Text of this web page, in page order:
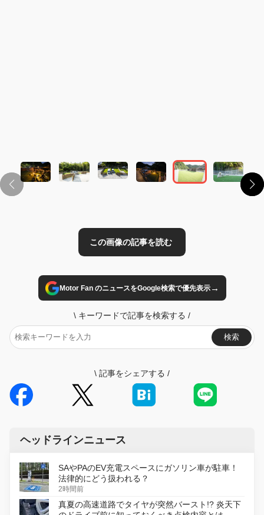
Motor Fan のニュースをGoogle検索で優先表示→
\ キーワードで記事を検索する /
検索
\ 記事をシェアする /
ヘッドラインニュース
SAやPAのEV充電スペースにガソリン車が駐車！
法律的にどう扱われる？
2時間前
真夏の高速道路でタイヤが突然バースト!? 炎天下